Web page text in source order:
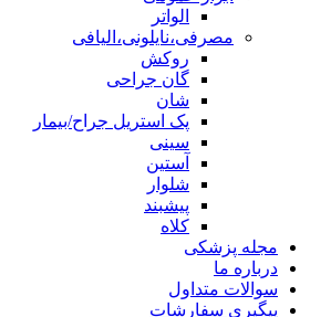
الواتر
مصرفی،نایلونی،الیافی
روکش
گان جراحی
شان
پک استریل جراح/بیمار
سینی
آستین
شلوار
پیشبند
کلاه
مجله پزشکی
درباره ما
سوالات متداول
پیگیری سفارشات